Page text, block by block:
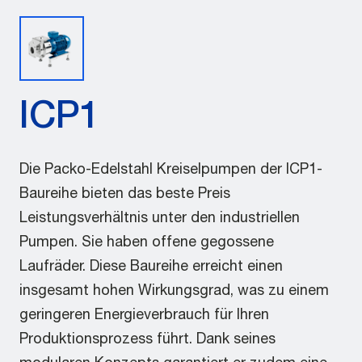
ICP1
Die Packo-Edelstahl Kreiselpumpen der ICP1-
Baureihe bieten das beste Preis
Leistungsverhältnis unter den industriellen
Pumpen. Sie haben offene gegossene
Laufräder. Diese Baureihe erreicht einen
insgesamt hohen Wirkungsgrad, was zu einem
geringeren Energieverbrauch für Ihren
Produktionsprozess führt. Dank seines